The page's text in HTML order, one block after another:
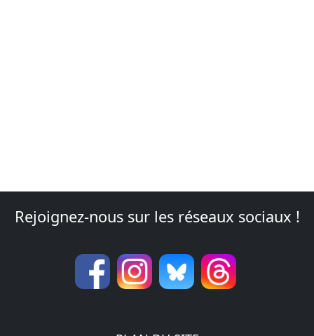
Rejoignez-nous sur les réseaux sociaux !